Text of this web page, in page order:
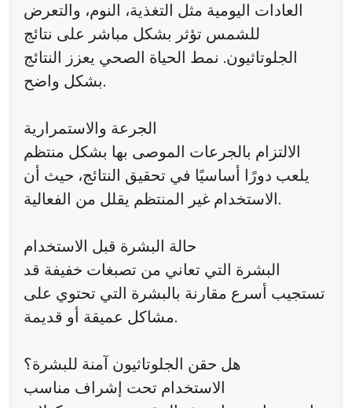
العادات اليومية مثل التغذية، النوم، والتعرض
للشمس تؤثر بشكل مباشر على نتائج
الجلوتاثيون. نمط الحياة الصحي يعزز النتائج
بشكل واضح.
الجرعة والاستمرارية
الالتزام بالجرعات الموصى بها بشكل منتظم
يلعب دورًا أساسيًا في تحقيق النتائج، حيث أن
الاستخدام غير المنتظم يقلل من الفعالية.
حالة البشرة قبل الاستخدام
البشرة التي تعاني من تصبغات خفيفة قد
تستجيب أسرع مقارنة بالبشرة التي تحتوي على
مشاكل عميقة أو قديمة.
هل حقن الجلوتاثيون آمنة للبشرة؟
الاستخدام تحت إشراف مناسب